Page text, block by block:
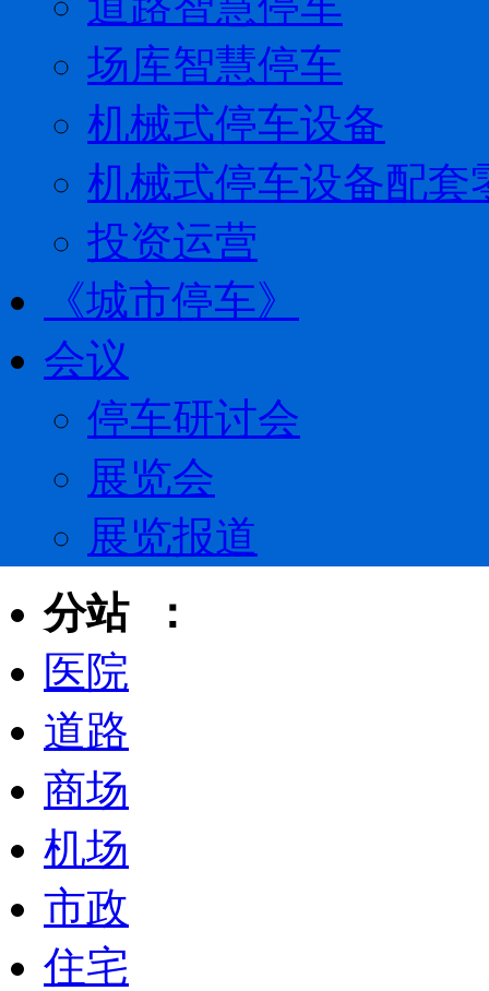
场库智慧停车
机械式停车设备
机械式停车设备配套
投资运营
《城市停车》
会议
停车研讨会
展览会
展览报道
分站 ：
医院
道路
商场
机场
市政
住宅